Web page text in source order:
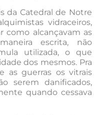
da Catedral de Notre
vidraceiros,
como alcançavam as
escrita, não
utilizada, o que
dos mesmos. Pra
as guerras os vitrais
serem danificados,
quando cessava